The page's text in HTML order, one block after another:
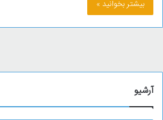
بیشتر بخوانید »
آرشیو